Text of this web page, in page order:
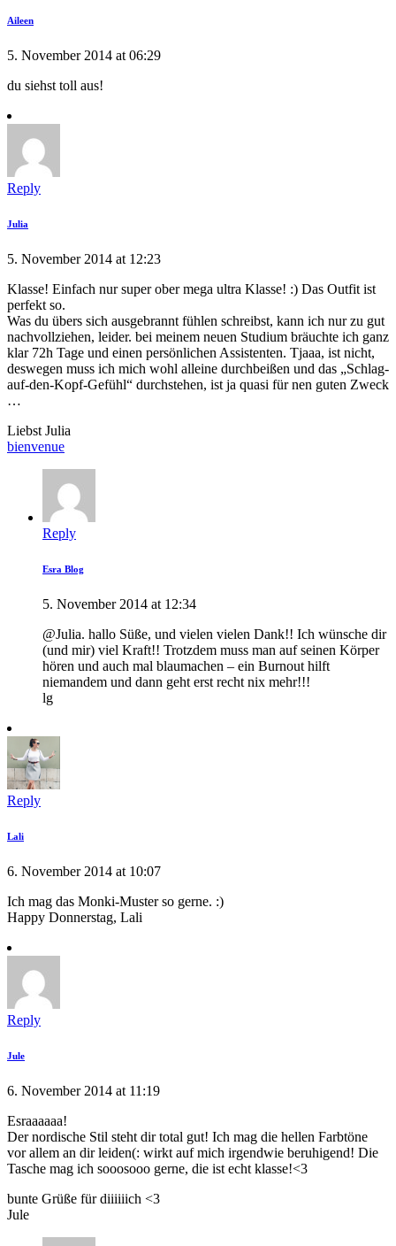
Aileen
5. November 2014 at 06:29
du siehst toll aus!
Reply
Julia
5. November 2014 at 12:23
Klasse! Einfach nur super ober mega ultra Klasse! :) Das Outfit ist
perfekt so.
Was du übers sich ausgebrannt fühlen schreibst, kann ich nur zu gut
nachvollziehen, leider. bei meinem neuen Studium bräuchte ich ganz
klar 72h Tage und einen persönlichen Assistenten. Tjaaa, ist nicht,
deswegen muss ich mich wohl alleine durchbeißen und das „Schlag-
auf-den-Kopf-Gefühl“ durchstehen, ist ja quasi für nen guten Zweck
…
Liebst Julia
bienvenue
Reply
Esra Blog
5. November 2014 at 12:34
@Julia. hallo Süße, und vielen vielen Dank!! Ich wünsche dir
(und mir) viel Kraft!! Trotzdem muss man auf seinen Körper
hören und auch mal blaumachen – ein Burnout hilft
niemandem und dann geht erst recht nix mehr!!!
lg
Reply
Lali
6. November 2014 at 10:07
Ich mag das Monki-Muster so gerne. :)
Happy Donnerstag, Lali
Reply
Jule
6. November 2014 at 11:19
Esraaaaaa!
Der nordische Stil steht dir total gut! Ich mag die hellen Farbtöne
vor allem an dir leiden(: wirkt auf mich irgendwie beruhigend! Die
Tasche mag ich sooosooo gerne, die ist echt klasse!<3
bunte Grüße für diiiiiich <3
Jule